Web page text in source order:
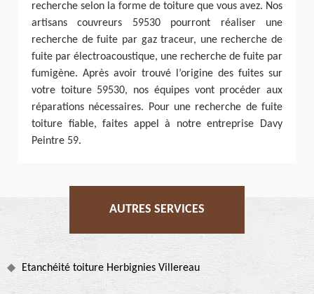
recherche selon la forme de toiture que vous avez. Nos
artisans couvreurs 59530 pourront réaliser une
recherche de fuite par gaz traceur, une recherche de
fuite par électroacoustique, une recherche de fuite par
fumigène. Après avoir trouvé l’origine des fuites sur
votre toiture 59530, nos équipes vont procéder aux
réparations nécessaires. Pour une recherche de fuite
toiture fiable, faites appel à notre entreprise Davy
Peintre 59.
AUTRES SERVICES
Etanchéité toiture Herbignies Villereau